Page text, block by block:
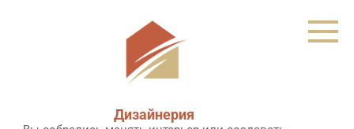
Дизайнерия